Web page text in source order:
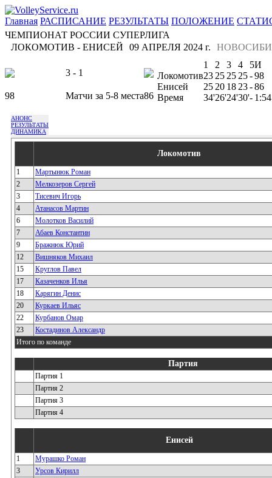
Главная РАСПИСАНИЕ РЕЗУЛЬТАТЫ ПОЛОЖЕНИЕ
ЧЕМПИОНАТ РОССИИ СУПЕРЛИГА
ЛОКОМОТИВ - ЕНИСЕЙ
09 АПРЕЛЯ 2024 г.
3 - 1
98 Матчи за 5-8 места86
1 2 3 4 5И
Локомотив23 25 25 25-98
Енисей
25 20 18 23-86
Время
34'26'24'30'- 1:54
АНОНС
РЕЗУЛЬТАТЫ
ДИНАМИКА
Локомотив
1
Мартынюк Роман
2
Мелкозеров Сергей
3
Тисевич Игорь
4
Атанасов Мартин
6
Молотков Василий
7
Абаев Константин
9
Бражнюк Юрий
12
Вишняков Михаил
15
Круглов Павел
17
Казаченков Илья
18
Карягин Денис
20
Куркаев Ильяс
22
Курбанов Омар
23
Костадинов Александр
Итого по команде
Партия
Партия 1
Партия 2
Партия 3
Партия 4
Енисей
1
Мурашко Роман
3
Урсов Кирилл